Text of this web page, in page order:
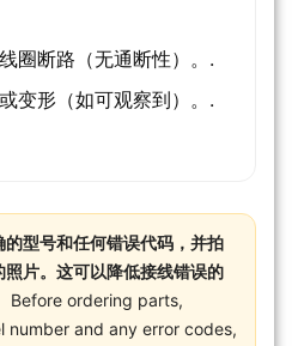
圈断路（无通断性）。.
变形（如可观察到）。.
型号和任何错误代码，并拍
片。这可以降低接线错误的
Before ordering parts,
number and any error codes,